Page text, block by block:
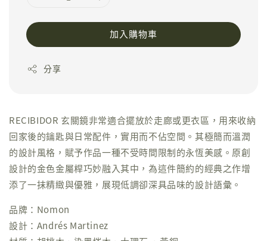
加入購物車
分享
RECIBIDOR 玄關鏡非常適合擺放於走廊或更衣區，用來收納
回家後的鑰匙與日常配件，實用而不佔空間。其極簡而溫潤
的設計風格，賦予作品一種不受時間限制的永恆美感。原創
設計的金色金屬桿巧妙融入其中，為這件簡約的經典之作增
添了一抹精緻與優雅，展現低調卻深具品味的設計語彙。
品牌：Nomon
設計：Andrés Martinez